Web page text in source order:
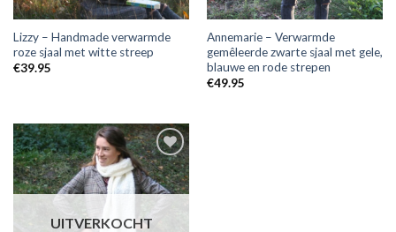
Lizzy – Handmade verwarmde
roze sjaal met witte streep
€39.95
Annemarie – Verwarmde
gemêleerde zwarte sjaal met gele,
blauwe en rode strepen
€49.95
Toevoegen
aan
wensenlijst
UITVERKOCHT